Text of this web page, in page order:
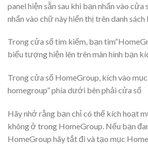
panel hiện sẵn sau khi bạn nhấn vào cửa
nhấn vào chữ này hiển thị trên danh sách
Trong cửa sổ tìm kiếm, bạn tìm
biểu tượng hiện lên trên màn hình bạn
Trong cửa sổ HomeGroup, kích vào mục
homegroup” phía dưới bên phải cửa sổ
Hãy nhớ rằng bạn chỉ có thể kích hoạt
không ở trong HomeGroup. Nếu bạn
HomeGroup hãy tắt đi và tạo mục